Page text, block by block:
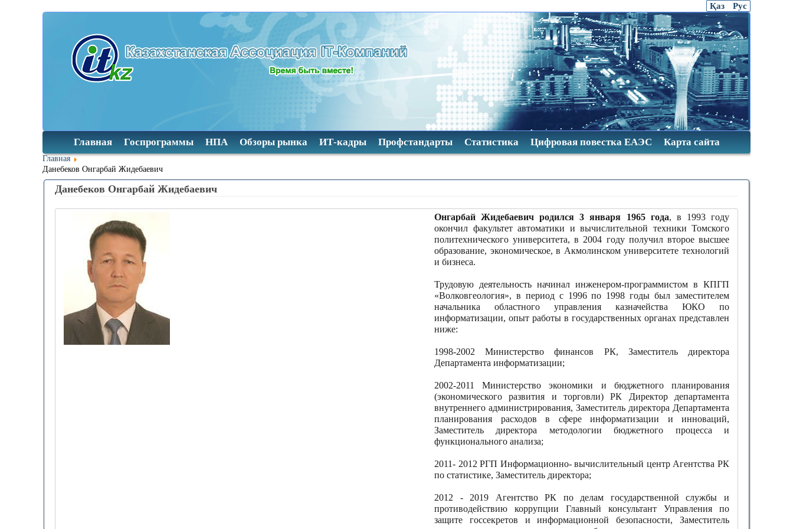
Қаз Рус
Главная Госпрограммы НПА Обзоры рынка ИТ-кадры Профстандарты Статистика Цифровая повестка ЕАЭС Карта сайта
Главная
Данебеков Онгарбай Жидебаевич
Данебеков Онгарбай Жидебаевич
Онгарбай Жидебаевич родился 3 января 1965 года, в 1993 году
окончил факультет автоматики и вычислительной техники Томского
политехнического университета, в 2004 году получил второе высшее
образование, экономическое, в Акмолинском университете технологий
и бизнеса.
Трудовую деятельность начинал инженером-программистом в КПГП
«Волковгеология», в период с 1996 по 1998 годы был заместителем
начальника областного управления казначейства ЮКО по
информатизации, опыт работы в государственных органах представлен
ниже:
1998-2002 Министерство финансов РК, Заместитель директора
Департамента информатизации;
2002-2011 Министерство экономики и бюджетного планирования
(экономического развития и торговли) РК Директор департамента
внутреннего администрирования, Заместитель директора Департамента
планирования расходов в сфере информатизации и инноваций,
Заместитель директора методологии бюджетного процесса и
функционального анализа;
2011- 2012 РГП Информационно- вычислительный центр Агентства РК
по статистике, Заместитель директора;
2012 - 2019 Агентство РК по делам государственной службы и
противодействию коррупции Главный консультант Управления по
защите госсекретов и информационной безопасности, Заместитель